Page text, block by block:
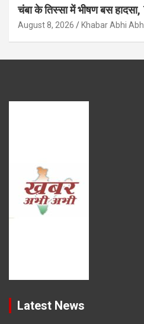
चंबा के तिस्सा में भीषण बस
August 8, 2026 Khabar Abhi
Latest News